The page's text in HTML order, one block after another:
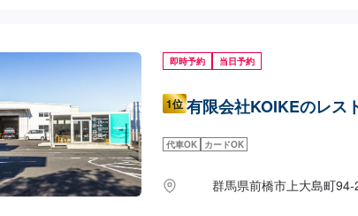
即時予約 当日予約
1位 有限会社KOIKEのレス
代車OK カードOK
群馬県前橋市上大島町94-